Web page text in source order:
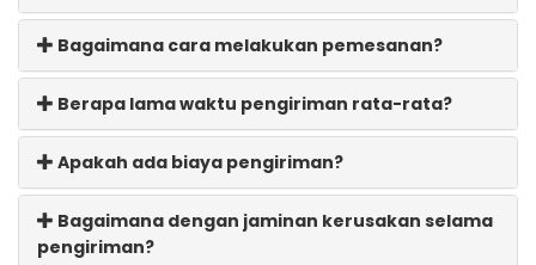
Bagaimana cara melakukan pemesanan?
Berapa lama waktu pengiriman rata-rata?
Apakah ada biaya pengiriman?
Bagaimana dengan jaminan kerusakan selama
pengiriman?